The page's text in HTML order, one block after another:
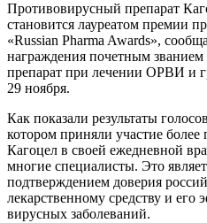
Противовирусный препарат
становится лауреатом премии
«Russian Pharma Awards»,
награждения почетным
препарат при лечении ОРВИ и
29 ноября.
Как показали результаты
котором приняли участие
Кагоцел в своей ежедневной
многие специалисты. Это
подтверждением доверия
лекарственному средству и его
вирусных заболеваний.